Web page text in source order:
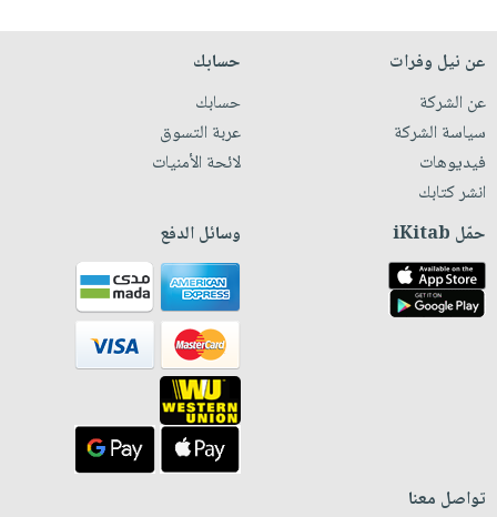
عن نيل وفرات
عن الشركة
سياسة الشركة
فيديوهات
انشر كتابك
حسابك
حسابك
عربة التسوق
لائحة الأمنيات
حمّل iKitab وسائل الدفع
تواصل معنا